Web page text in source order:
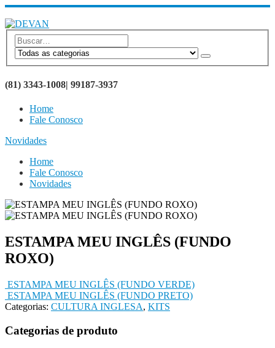
(81) 3343-1008| 99187-3937
Home
Fale Conosco
Novidades
Home
Fale Conosco
Novidades
ESTAMPA MEU INGLÊS (FUNDO
ROXO)
ESTAMPA MEU INGLÊS (FUNDO VERDE)
ESTAMPA MEU INGLÊS (FUNDO PRETO)
Categorias: CULTURA INGLESA, KITS
Categorias de produto